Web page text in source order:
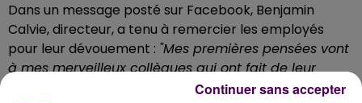
Dans un message posté sur Facebook, Benjamin
Calvie, directeur, a tenu à remercier les employés
pour leur dévouement : "Mes premières pensées vont
à mes merveilleux collègues qui ont fait de leur
mieux dans un contexte compliqué pour faire de ce
Continuer sans accepter